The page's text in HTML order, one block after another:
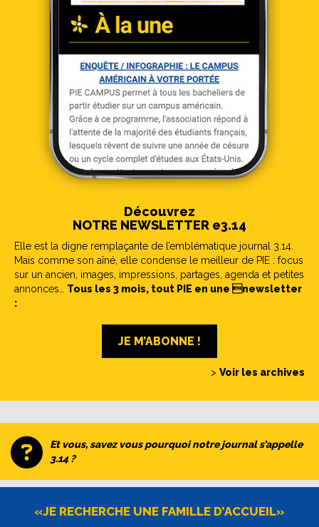
Découvrez
NOTRE NEWSLETTER e3.14
Elle est la digne remplaçante de l’emblématique journal 3.14.
Mais comme son aîné, elle condense le meilleur de PIE : focus
sur un ancien, images, impressions, partages, agenda et petites
annonces… Tous les 3 mois, tout PIE en une newsletter
:
JE M’ABONNE !
> Voir les archives
Et vous, savez vous pourquoi notre journal s’appelle
3.14 ?
«JE RECHERCHE UNE FAMILLE D’ACCUEIL»